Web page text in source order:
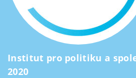
Institut pro politiku a
2020